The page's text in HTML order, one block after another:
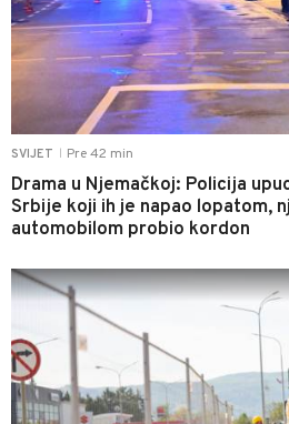
SVIJET Pre 42 min
Drama u Njemačkoj: Policija
Srbije koji ih je napao lopatom,
automobilom probio kordon